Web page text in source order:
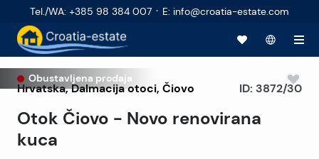
Tel./WA: +385 98 384 007 · E: info@croatia-estate.com
Obustavljena prodaja
Hrvatska,Dalmacija otoci, Čiovo
Otok Čiovo - Novo renovirana
kuca
ID: 3872/30